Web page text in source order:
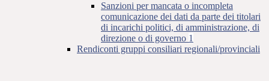
Sanzioni per mancata o incompleta
comunicazione dei dati da parte dei titolari
di incarichi politici, di amministrazione, di
direzione o di governo 1
Rendiconti gruppi consiliari regionali/provinciali